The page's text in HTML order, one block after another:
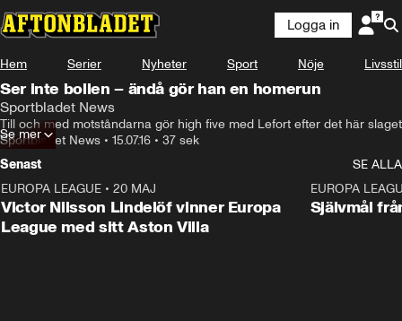
Logga in
Hem Serier Nyheter Sport Nöje Livsstil
Ser inte bollen – ändå gör han en homerun
Sportbladet News
Till och med motståndarna gör high five med Lefort efter det här slaget
Sportbladet News • 15.07.16 • 37 sek
Se mer
Senast
SE ALLA
EUROPA LEAGUE • 20 MAJ
Victor Nilsson Lindelöf vinner Europa
League med sitt Aston Villa
EUROPA
Självmål